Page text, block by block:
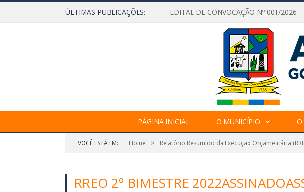
ÚLTIMAS PUBLICAÇÕES: EDITAL DE CONVOCAÇÃO Nº 001/2026
PÁGINA INICIAL O MUNICÍPIO O
VOCÊ ESTÁ EM: Home » Relatório Resumido da Execução Orçamentária
RREO 2º BIMESTRE